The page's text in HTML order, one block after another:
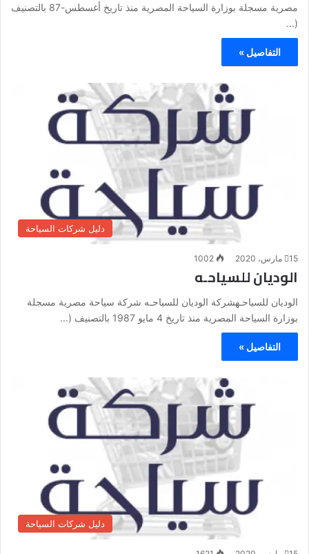
مصرية مسجلة بوزارة السياحة المصرية منذ تاريخ أغسطس-87 بالتصنيف
(...
التفاصيل »
دليل شركات السياحة
15 مارس، 2020 1002
الوديان للسياحـه
الوديان للسياحـهشركة الوديان للسياحـه شركة سياحة مصرية مسجلة
بوزارة السياحة المصرية منذ تاريخ 4 مايو 1987 بالتصنيف (...
التفاصيل »
دليل شركات السياحة